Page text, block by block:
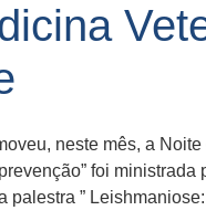
neste mês, a
foi
palestra ”